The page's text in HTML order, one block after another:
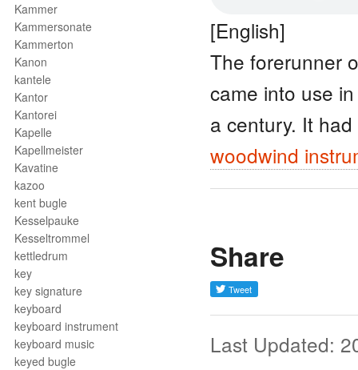
Kammer
Kammersonate
Kammerton
Kanon
kantele
Kantor
Kantorei
Kapelle
Kapellmeister
Kavatine
kazoo
kent bugle
Kesselpauke
Kesseltrommel
kettledrum
key
key signature
keyboard
keyboard instrument
keyboard music
keyed bugle
[English]
The forerunner
came into use
a century. It
woodwind
Share
Last Updated: